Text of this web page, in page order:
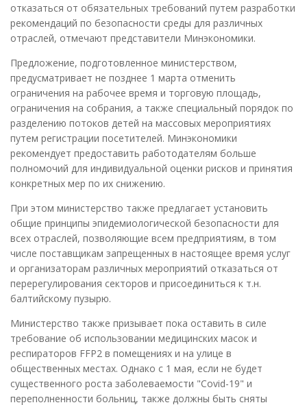
отказаться от обязательных требований путем разработки
рекомендаций по безопасности среды для различных
отраслей, отмечают представители Минэкономики.
Предложение, подготовленное министерством,
предусматривает не позднее 1 марта отменить
ограничения на рабочее время и торговую площадь,
ограничения на собрания, а также специальный порядок по
разделению потоков детей на массовых мероприятиях
путем регистрации посетителей. Минэкономики
рекомендует предоставить работодателям больше
полномочий для индивидуальной оценки рисков и принятия
конкретных мер по их снижению.
При этом министерство также предлагает установить
общие принципы эпидемиологической безопасности для
всех отраслей, позволяющие всем предприятиям, в том
числе поставщикам запрещенных в настоящее время услуг
и организаторам различных мероприятий отказаться от
перерегулирования секторов и присоединиться к т.н.
балтийскому пузырю.
Министерство также призывает пока оставить в силе
требование об использовании медицинских масок и
респираторов FFP2 в помещениях и на улице в
общественных местах. Однако с 1 мая, если не будет
существенного роста заболеваемости "Covid-19" и
переполненности больниц, также должны быть сняты